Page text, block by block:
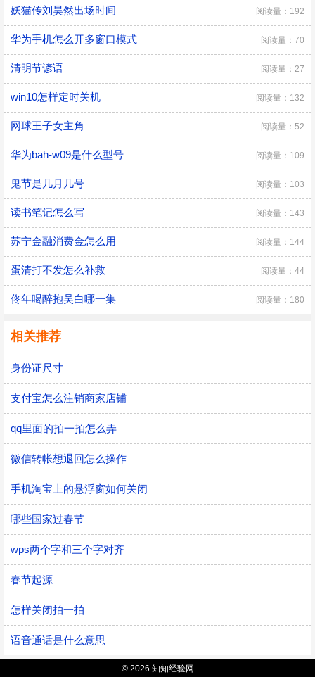
妖猫传刘昊然出场时间 阅读量：192
华为手机怎么开多窗口模式 阅读量：70
清明节谚语 阅读量：27
win10怎样定时关机 阅读量：132
网球王子女主角 阅读量：52
华为bah-w09是什么型号 阅读量：109
鬼节是几月几号 阅读量：103
读书笔记怎么写 阅读量：143
苏宁金融消费金怎么用 阅读量：144
蛋清打不发怎么补救 阅读量：44
佟年喝醉抱吴白哪一集 阅读量：180
相关推荐
身份证尺寸
支付宝怎么注销商家店铺
qq里面的拍一拍怎么弄
微信转帐想退回怎么操作
手机淘宝上的悬浮窗如何关闭
哪些国家过春节
wps两个字和三个字对齐
春节起源
怎样关闭拍一拍
语音通话是什么意思
© 2026 知知经验网